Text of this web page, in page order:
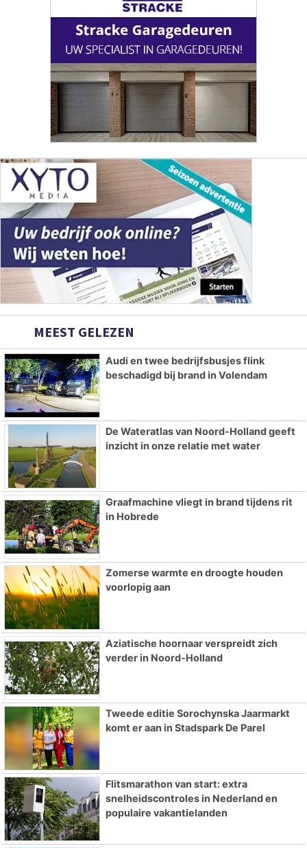
MEEST GELEZEN
Audi en twee bedrijfsbusjes flink
beschadigd bij brand in Volendam
De Wateratlas van Noord-Holland geeft
inzicht in onze relatie met water
Graafmachine vliegt in brand tijdens rit
in Hobrede
Zomerse warmte en droogte houden
voorlopig aan
Aziatische hoornaar verspreidt zich
verder in Noord-Holland
Tweede editie Sorochynska Jaarmarkt
komt er aan in Stadspark De Parel
Flitsmarathon van start: extra
snelheidscontroles in Nederland en
populaire vakantielanden